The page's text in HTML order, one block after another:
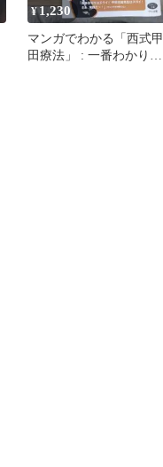
¥1,230
マンガでわかる「西式甲
田療法」 : 一番わかりや